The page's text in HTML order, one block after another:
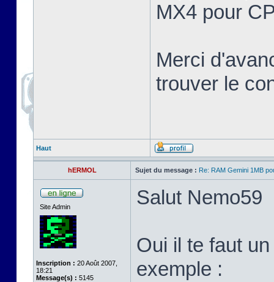
MX4 pour
Merci
trouver le
Haut
hERMOL Sujet du message : Re: RAM Gemini 1MB
Site Admin
Inscription : 20 Août 2007,
18:21
Message(s) : 5145
Salut Nemo59
Oui il te faut
exemple :